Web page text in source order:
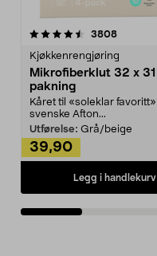
3808
Kjøkkenrengjøring
Mikrofiberklut 32 x
pakning
Kåret til «soleklar favoritt»
svenske Afton...
Utførelse: Grå/beige
39,90
Legg i handlekurv
4.5av 5 stjerner